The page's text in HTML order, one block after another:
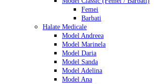
Femei
Barbati
Halate Medicale
Model Andreea
Model Marinela
Model Daria
Model Sanda
Model Adelina
Model Ana